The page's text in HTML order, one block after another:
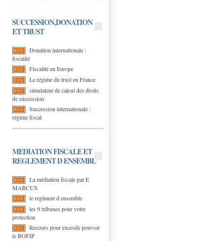
SUCCESSION,DONATION
ET TRUST
Donation internationale :
fiscalité
Fiscalité en Europe
Le régime du trust en France
simulateur de calcul des droits
de succession
Succession internationale :
régime fiscal
MEDIATION FISCALE ET
REGLEMENT D ENSEMBL
La médiation fiscale par E
MARCUS
le reglment d ensemble
les 9 tribunes pour votre
protection
Recours pour excesde pouvoir
le BOFIP